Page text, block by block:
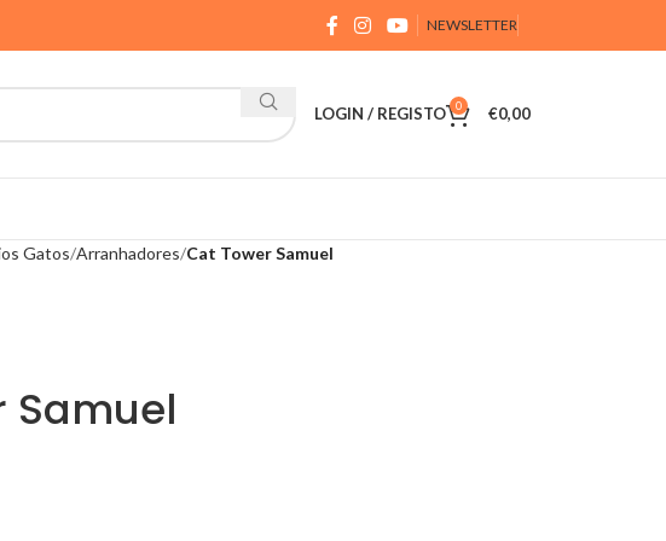
NEWSLETTER
LOGIN / REGISTO 0 €0,00
Gatos Arranhadores Cat Tower Samuel
Samuel